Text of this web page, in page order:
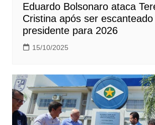
Eduardo Bolsonaro ataca
Cristina após ser
presidente para 2026
15/10/2025